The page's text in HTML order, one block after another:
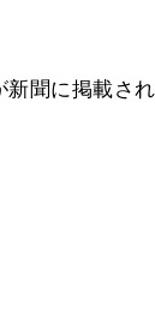
聞に掲載さ